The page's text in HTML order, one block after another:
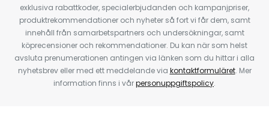
exklusiva rabattkoder, specialerbjudanden och kampanjpriser,
produktrekommendationer och nyheter så fort vi får dem, samt
innehåll från samarbetspartners och undersökningar, samt
köprecensioner och rekommendationer. Du kan när som helst
avsluta prenumerationen antingen via länken som du hittar i alla
nyhetsbrev eller med ett meddelande via kontaktformuläret. Mer
information finns i vårpersonuppgiftspolicy.